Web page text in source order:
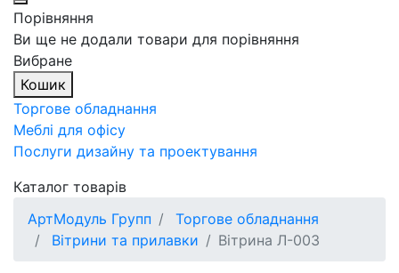
Порівняння
Ви ще не додали товари для порівняння
Вибране
Кошик
Торгове обладнання
Меблі для офісу
Послуги дизайну та проектування
Каталог товарів
АртМодуль Групп
Торгове обладнання
Вітрини та прилавки
Вітрина Л-003